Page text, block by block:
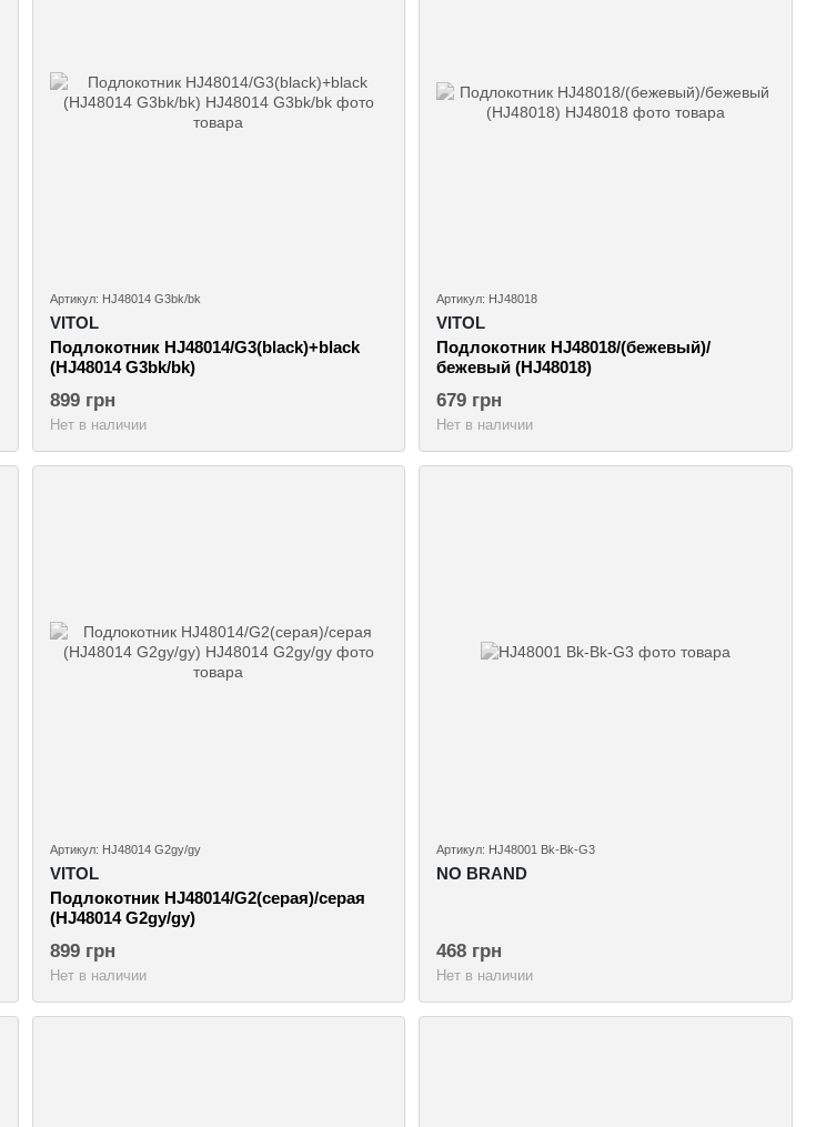
Артикул: HJ48014 G3bk/bk
VITOL
Подлокотник HJ48014/G3(black)+black
(HJ48014 G3bk/bk)
899 грн
Нет в наличии
Артикул: HJ48018
VITOL
Подлокотник HJ48018/(бежевый)/
бежевый (HJ48018)
679 грн
Нет в наличии
Артикул: HJ48014 G2gy/gy
VITOL
Подлокотник HJ48014/G2(серая)/серая
(HJ48014 G2gy/gy)
899 грн
Нет в наличии
Артикул: HJ48001 Bk-Bk-G3
NO BRAND
468 грн
Нет в наличии